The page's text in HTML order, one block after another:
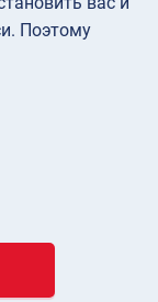
Поэтому